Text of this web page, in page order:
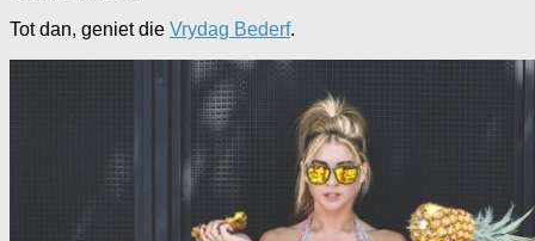
Tot dan, geniet die Vrydag Bederf.